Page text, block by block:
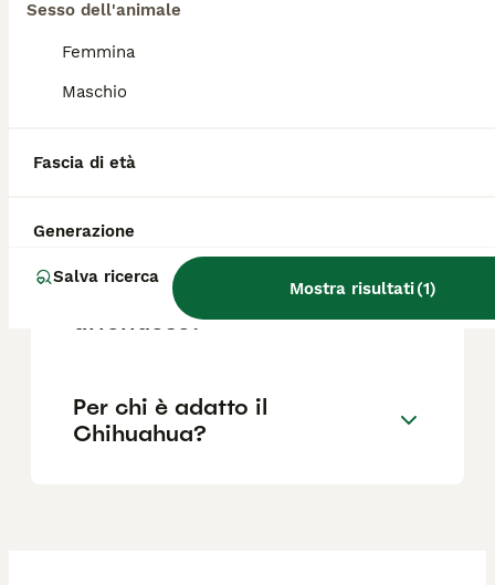
Sesso dell'animale
Femmina
Maschio
Fascia di età
Generazione
Salva ricerca
Mostra risultati(1)
dell'allevatore e la posizione.
Quali sono i difetti del
Il Chihuahua è un cane
affettuoso?
Per chi è adatto il
Chihuahua?